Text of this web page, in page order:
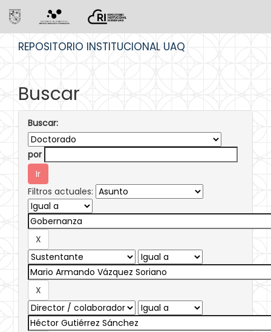
REPOSITORIO INSTITUCIONAL UAQ
Buscar
Buscar:
por
Filtros actuales: